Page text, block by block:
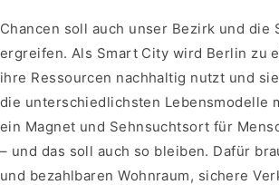
Chancen soll auch unser Bezirk und die
ergreifen. Als Smart City wird Berlin zu
ihre Ressourcen nachhaltig nutzt und
die unterschiedlichsten Lebensmodelle
ein Magnet und Sehnsuchtsort für
– und das soll auch so bleiben. Dafür
und bezahlbaren Wohnraum, sichere